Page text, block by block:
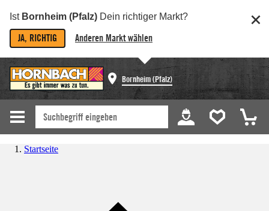
Ist Bornheim (Pfalz) Dein richtiger Markt?
JA, RICHTIG Anderen Markt wählen
Bornheim (Pfalz)
Startseite